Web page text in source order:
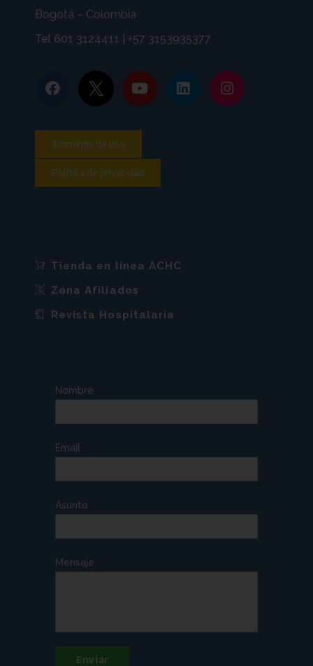
Bogotá – Colombia
Tel 601 3124411 | +57 3153935377
Términos de uso
Política de privacidad
Tienda en línea ACHC
Zona Afiliados
Revista Hospitalaria
Nombre
Email
Asunto
Mensaje